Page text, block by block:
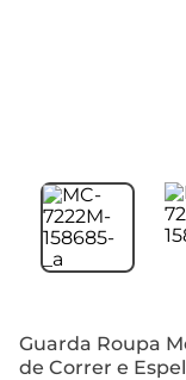
Guarda Roupa
de Correr e